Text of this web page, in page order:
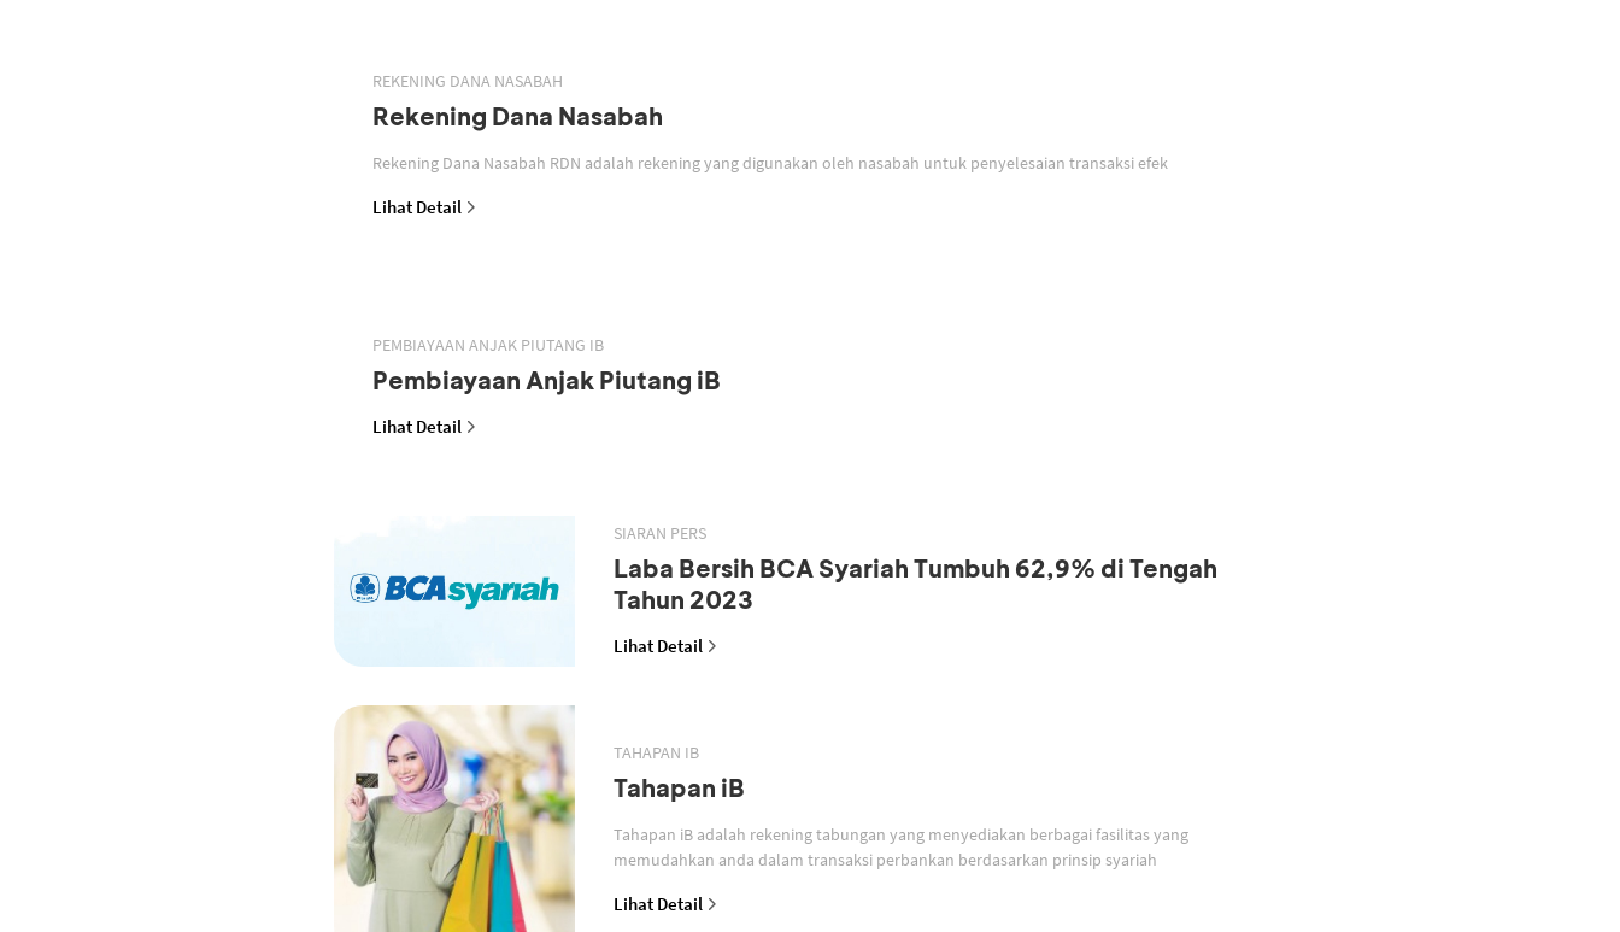
REKENING DANA NASABAH
Rekening Dana Nasabah
Rekening Dana Nasabah RDN adalah rekening yang digunakan oleh nasabah untuk penyelesaian transaksi efek
Lihat Detail
PEMBIAYAAN ANJAK PIUTANG IB
Pembiayaan Anjak Piutang iB
Lihat Detail
SIARAN PERS
Laba Bersih BCA Syariah Tumbuh 62,9% di Tengah
Tahun 2023
Lihat Detail
TAHAPAN IB
Tahapan iB
Tahapan iB adalah rekening tabungan yang menyediakan berbagai fasilitas yang
memudahkan anda dalam transaksi perbankan berdasarkan prinsip syariah
Lihat Detail